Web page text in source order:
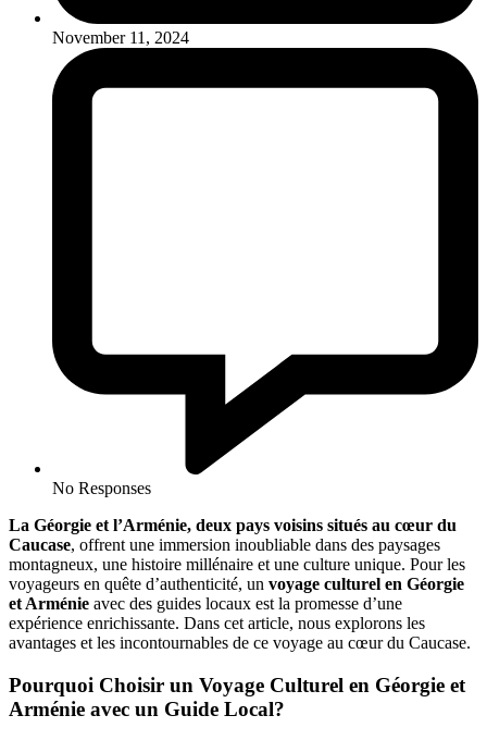
November 11, 2024
No Responses
La Géorgie et l’Arménie, deux pays voisins situés au cœur du
Caucase, offrent une immersion inoubliable dans des paysages
montagneux, une histoire millénaire et une culture unique. Pour les
voyageurs en quête d’authenticité, un voyage culturel en Géorgie
et Arménie avec des guides locaux est la promesse d’une
expérience enrichissante. Dans cet article, nous explorons les
avantages et les incontournables de ce voyage au cœur du Caucase.
Pourquoi Choisir un Voyage Culturel en Géorgie et
Arménie avec un Guide Local?